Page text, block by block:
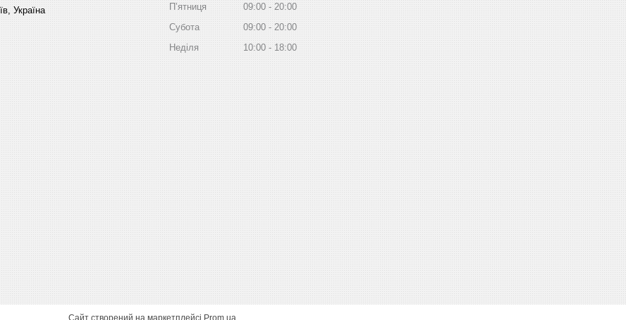
Україна
Пʼятниця
09:00
20:00
Субота
09:00
20:00
Неділя
10:00 18:00
Сайт створений на маркетплейсі Prom.ua